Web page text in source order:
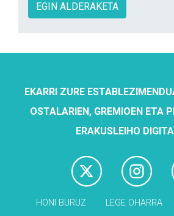
EGIN ALDERAKETA
EKARRI ZURE
OSTALARIEN, GREMIOEN ETA
ERAKUSLEIHO
HONI BURUZ LEGE OHARRA